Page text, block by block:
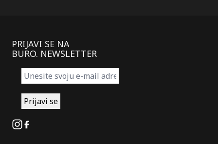
PRIJAVI SE NA
BURO. NEWSLETTER
Instagram
Facebook